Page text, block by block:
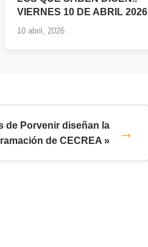
VIERNES 10 DE ABRIL 2026
10 abril, 2026
de Porvenir diseñan la
de CECREA »